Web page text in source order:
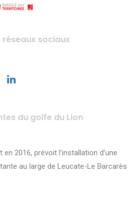
sociaux
du golfe du Lion
en 2016, prévoit l’installation d’une
au large de Leucate-Le Barcarès